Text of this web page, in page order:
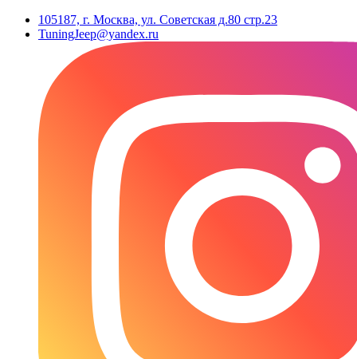
105187, г. Москва, ул. Советская д.80 стр.23
TuningJeep@yandex.ru